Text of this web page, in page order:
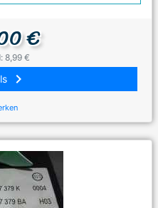
€
8,99 €
keyboard_arrow_right